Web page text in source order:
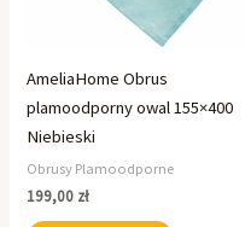
AmeliaHome Obrus
plamoodporny owal 155×400
Niebieski
Obrusy Plamoodporne
199,00 zł